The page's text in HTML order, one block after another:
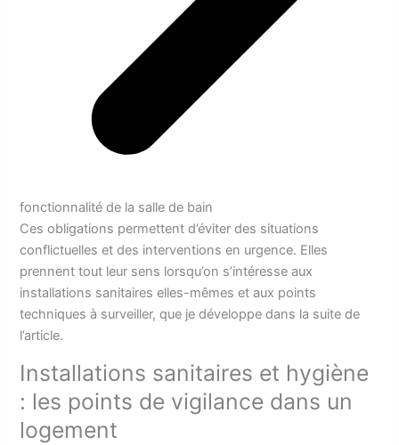
fonctionnalité de la salle de bain
Ces obligations permettent d’éviter des situations
conflictuelles et des interventions en urgence. Elles
prennent tout leur sens lorsqu’on s’intéresse aux
installations sanitaires elles-mêmes et aux points
techniques à surveiller, que je développe dans la suite de
l’article.
Installations sanitaires et hygiène
: les points de vigilance dans un
logement